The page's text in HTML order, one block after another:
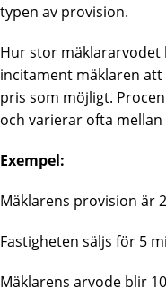
typen av provision.
Hur stor
incitament mäklaren
pris som möjligt.
och varierar ofta
Exempel:
Mäklarens provision är
Fastigheten säljs för 5
Mäklarens arvode blir